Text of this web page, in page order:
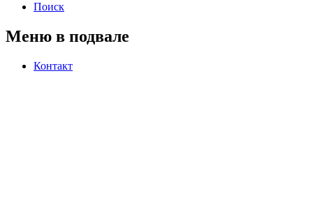
Поиск
Меню в подвале
Контакт